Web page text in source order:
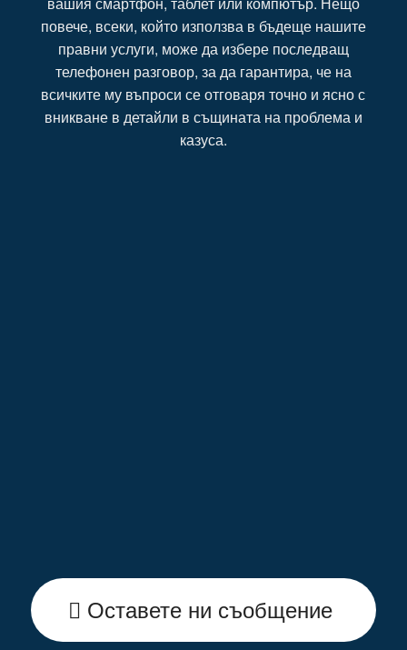
повече, всеки, който използва в бъдеще нашите
правни услуги, може да избере последващ
телефонен разговор, за да гарантира, че на
всичките му въпроси се отговаря точно и ясно с
вникване в детайли в същината на проблема и
казуса.
Оставете ни съобщение